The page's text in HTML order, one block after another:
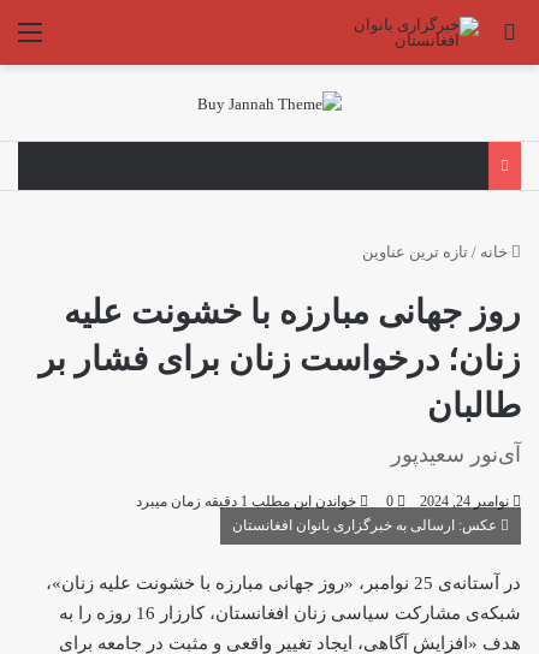
جستجو برای
خانه / تازه ترین عناوین
روز جهانی مبارزه با خشونت علیه
زنان؛ درخواست زنان برای فشار بر
طالبان
آی‌نور سعیدپور
نوامبر 24, 2024 0 خواندن این مطلب 1 دقیقه زمان میبرد
عکس: ارسالی به خبرگزاری بانوان افغانستان
در آستانه‌ی 25 نوامبر، «روز جهانی مبارزه با خشونت علیه زنان»،
شبکه‌ی مشارکت سیاسی زنان افغانستان، کارزار 16 روزه را به
هدف «افزایش آگاهی، ایجاد تغییر واقعی و مثبت در جامعه برای